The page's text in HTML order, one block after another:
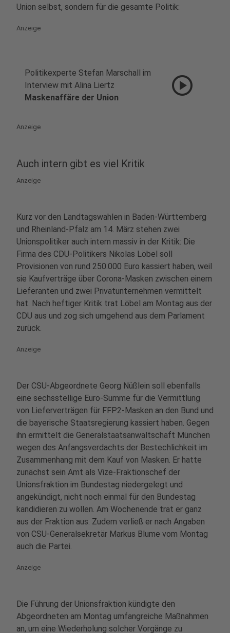
Union selbst, sondern für die gesamte Politik:
Anzeige
Politikexperte Stefan Marschall im
Interview mit Alina Liertz
Maskenaffäre der Union
play_circle
Anzeige
Auch intern gibt es viel Kritik
Anzeige
Kurz vor den Landtagswahlen in Baden-Württemberg
und Rheinland-Pfalz am 14. März stehen zwei
Unionspolitiker auch intern massiv in der Kritik: Die
Firma des CDU-Politikers Nikolas Löbel soll
Provisionen von rund 250.000 Euro kassiert haben, weil
sie Kaufverträge über Corona-Masken zwischen einem
Lieferanten und zwei Privatunternehmen vermittelt
hat. Nach heftiger Kritik trat Löbel am Montag aus der
CDU aus und zog sich umgehend aus dem Parlament
zurück.
Anzeige
Der CSU-Abgeordnete Georg Nüßlein soll ebenfalls
eine sechsstellige Euro-Summe für die Vermittlung
von Lieferverträgen für FFP2-Masken an den Bund und
die bayerische Staatsregierung kassiert haben. Gegen
ihn ermittelt die Generalstaatsanwaltschaft München
wegen des Anfangsverdachts der Bestechlichkeit im
Zusammenhang mit dem Kauf von Masken. Er hatte
zunächst sein Amt als Vize-Fraktionschef der
Unionsfraktion im Bundestag niedergelegt und
angekündigt, nicht noch einmal für den Bundestag
kandidieren zu wollen. Am Wochenende trat er ganz
aus der Fraktion aus. Zudem verließ er nach Angaben
von CSU-Generalsekretär Markus Blume vom Montag
auch die Partei.
Anzeige
Die Führung der Unionsfraktion kündigte den
Abgeordneten am Montag umfangreiche Maßnahmen
an, um eine Wiederholung solcher Vorgänge zu